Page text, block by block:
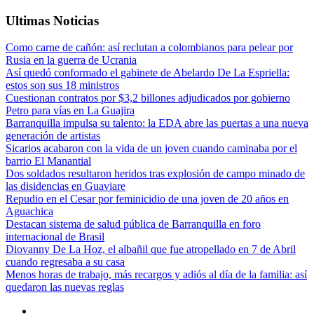
Ultimas Noticias
Como carne de cañón: así reclutan a colombianos para pelear por
Rusia en la guerra de Ucrania
Así quedó conformado el gabinete de Abelardo De La Espriella:
estos son sus 18 ministros
Cuestionan contratos por $3,2 billones adjudicados por gobierno
Petro para vías en La Guajira
Barranquilla impulsa su talento: la EDA abre las puertas a una nueva
generación de artistas
Sicarios acabaron con la vida de un joven cuando caminaba por el
barrio El Manantial
Dos soldados resultaron heridos tras explosión de campo minado de
las disidencias en Guaviare
Repudio en el Cesar por feminicidio de una joven de 20 años en
Aguachica
Destacan sistema de salud pública de Barranquilla en foro
internacional de Brasil
Diovanny De La Hoz, el albañil que fue atropellado en 7 de Abril
cuando regresaba a su casa
Menos horas de trabajo, más recargos y adiós al día de la familia: así
quedaron las nuevas reglas